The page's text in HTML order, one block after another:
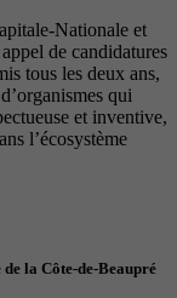
Nationale et
de candidatures
tous les deux ans,
qui
et inventive,
l’écosystème
la Côte-de-Beaupré